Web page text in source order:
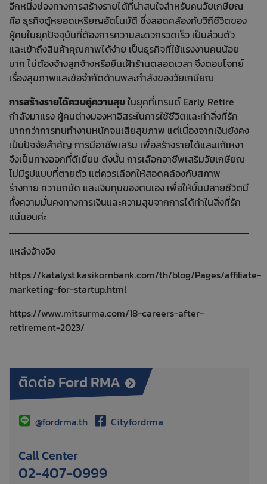
อีกหนึ่งช่องทางการสร้างรายได้ที่น่าสนใจสำหรับคนวัยเกษียณ
คือ ธุรกิจตู้หยอดเหรียญอัตโนมัติ ซึ่งสอดคล้องกับวิถีชีวิตของ
ผู้คนในยุคปัจจุบันที่ต้องการความสะดวกรวดเร็ว เป็นส่วนตัว
และเข้าถึงสินค้าคุณภาพได้ง่าย เป็นธุรกิจที่ใช้แรงงานคนน้อย
มาก ไม่ต้องจ้างลูกจ้างหรือยืนเฝ้าร้านตลอดเวลา จึงตอบโจทย์
เรื่องสุขภาพและข้อจำกัดด้านพละกำลังของวัยเกษียณ
การสร้างรายได้ควบคู่ความสุข ในยุคที่เทรนด์ Early Retire
กำลังมาแรง ผู้คนต่างมองหาอิสระในการใช้ชีวิตและทำสิ่งที่รัก
มากกว่าการทนทำงานหนักจนเสียสุขภาพ แต่เนื่องจากเงินยังคง
เป็นปัจจัยสำคัญ การมีอาชีพเสริม เพื่อสร้างรายได้และแก้เหงา
จึงเป็นทางออกที่ดีเยี่ยม ดังนั้น การเลือกอาชีพเสริมวัยเกษียณ
ไม่มีรูปแบบที่ตายตัว แต่ควรเลือกให้สอดคล้องกับสภาพ
ร่างกาย ความถนัด และเงินทุนของตนเอง เพื่อให้บั้นปลายชีวิตมี
ทั้งความมั่นคงทางการเงินและความสุขจากการได้ทำในสิ่งที่รัก
แน่นอนค่ะ
แหล่งอ้างอิง
https://katalyst.kasikornbank.com/th/blog/Pages/affiliate-
marketing-for-startup.html
https://www.mitsurma.com/18-careers-after-
retirement-2023/
ติดต่อ Ford RMA
@fordrma.th Cityfordrma
Call Center
02-407-0999